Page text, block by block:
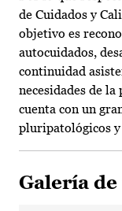
de Cuidados y
objetivo es
autocuidados,
continuidad
necesidades de
cuenta con un
pluripatológicos y
Galería